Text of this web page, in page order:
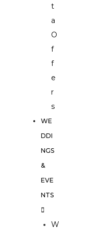
t
a
O
f
f
e
r
s
WE
DDI
NGS
&
EVE
NTS
W